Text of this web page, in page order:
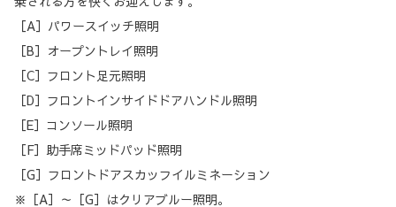
［A］パワースイッチ照明
［B］オープントレイ照明
［C］フロント足元照明
［D］フロントインサイドドアハンドル照明
［E］コンソール照明
［F］助手席ミッドパッド照明
［G］フロントドアスカッフイルミネーション
※［A］～［G］はクリアブルー照明。